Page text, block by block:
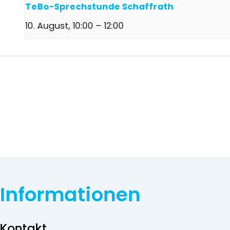
TeBo-Sprechstunde Schaffrath
10. August, 10:00 – 12:00
Informationen